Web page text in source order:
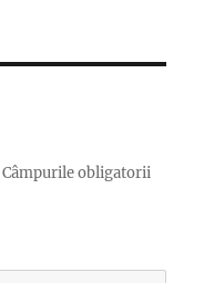
Câmpurile obligatorii